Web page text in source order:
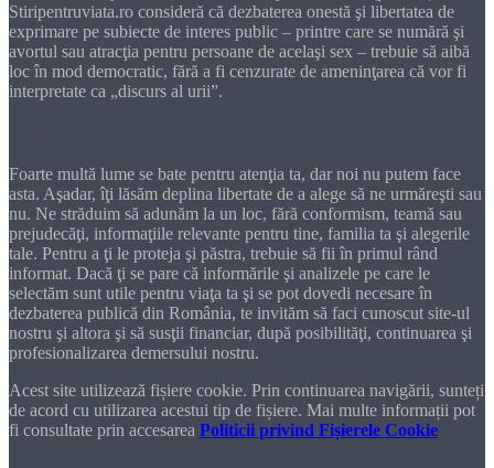
Stiripentruviata.ro consideră că dezbaterea onestă şi libertatea de
exprimare pe subiecte de interes public – printre care se numără şi
avortul sau atracţia pentru persoane de acelaşi sex – trebuie să aibă
loc în mod democratic, fără a fi cenzurate de ameninţarea că vor fi
interpretate ca „discurs al urii”.
Foarte multă lume se bate pentru atenţia ta, dar noi nu putem face
asta. Aşadar, îţi lăsăm deplina libertate de a alege să ne urmăreşti sau
nu. Ne străduim să adunăm la un loc, fără conformism, teamă sau
prejudecăţi, informaţiile relevante pentru tine, familia ta şi alegerile
tale. Pentru a ţi le proteja şi păstra, trebuie să fii în primul rând
informat. Dacă ţi se pare că informările şi analizele pe care le
selectăm sunt utile pentru viaţa ta şi se pot dovedi necesare în
dezbaterea publică din România, te invităm să faci cunoscut site-ul
nostru şi altora şi să susţii financiar, după posibilităţi, continuarea şi
profesionalizarea demersului nostru.
Acest site utilizează fișiere cookie. Prin continuarea navigării, sunteți
de acord cu utilizarea acestui tip de fișiere. Mai multe informații pot
fi consultate prin accesarea Politicii privind Fișierele Cookie